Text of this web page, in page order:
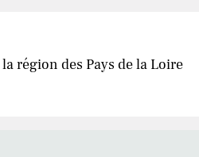
région des Pays de la Loire